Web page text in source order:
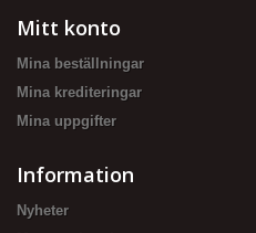
Mitt konto
Mina beställningar
Mina krediteringar
Mina uppgifter
Information
Nyheter